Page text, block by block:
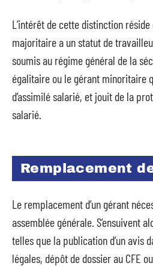
L’intérêt de cette distinction
majoritaire a un statut de
soumis au régime général de la
égalitaire ou le gérant minoritaire
d’assimilé salarié, et jouit de la
salarié.
Remplacement
Le remplacement d’un gérant
assemblée générale. S’ensuivent
telles que la publication d’un avis
légales, dépôt de dossier au CFE